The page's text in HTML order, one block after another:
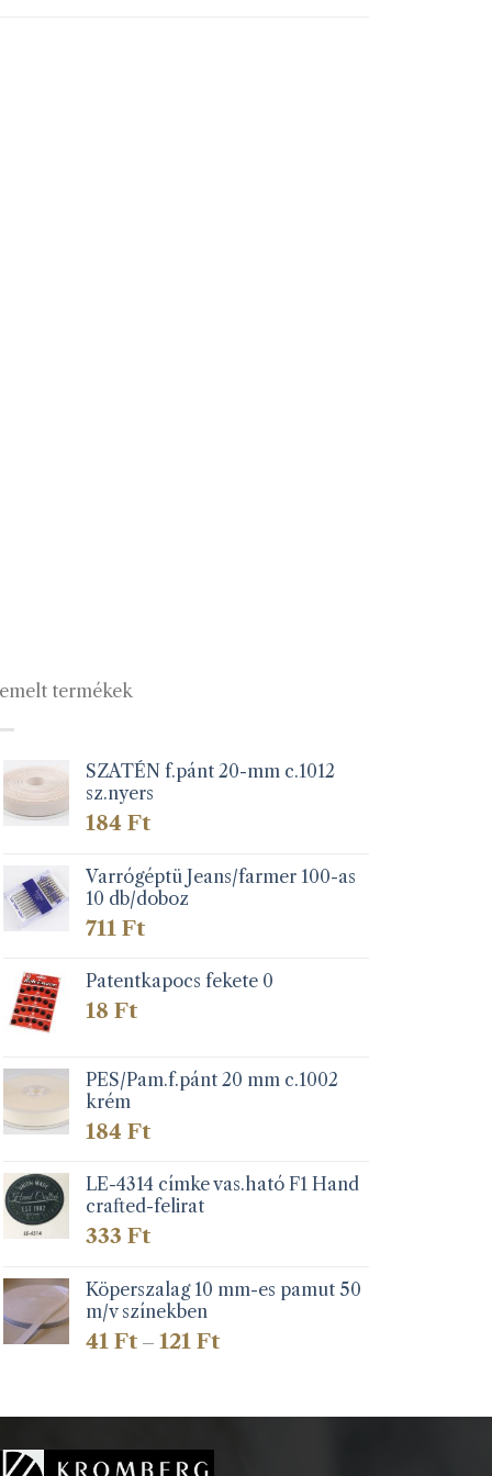
termékek
SZATÉN f.pánt 20-mm c.1012
sz.nyers
184Ft
Varrógéptü Jeans/farmer 100-as
10 db/doboz
711Ft
Patentkapocs fekete 0
18Ft
PES/Pam.f.pánt 20 mm c.1002
krém
184Ft
LE-4314 címke vas.ható F1 Hand
crafted-felirat
333Ft
Köperszalag 10 mm-es pamut 50
m/v színekben
41Ft – 121FtÁrtartomány: